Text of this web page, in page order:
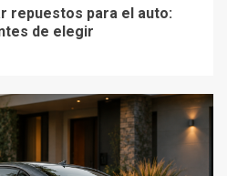
repuestos para el auto:
de elegir